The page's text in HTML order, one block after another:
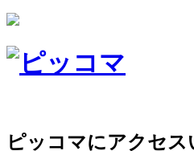
ピッコマにアクセス